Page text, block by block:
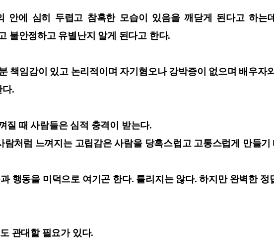
안에 심히 두렵고 참혹한 모습이 있음을 깨닫게 된다고 하는
불안정하고 유별난지 알게 된다고 한다.
책임감이 있고 논리적이며 자기혐오나 강박증이 없으며 배우자
다.
질 때 사람들은 심적 충격이 받는다.
처럼 느껴지는 고립감은 사람을 당혹스럽고 고통스럽게 만들기
행동을 미덕으로 여기곤 한다. 틀리지는 않다. 하지만 완벽한
관대할 필요가 있다.